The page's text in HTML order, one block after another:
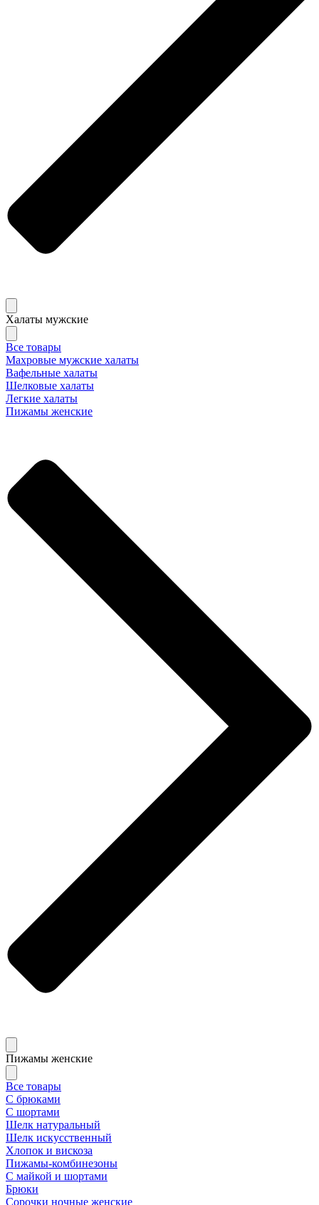
Халаты мужские
Все товары
Махровые мужские халаты
Вафельные халаты
Шелковые халаты
Легкие халаты
Пижамы женские
Пижамы женские
Все товары
С брюками
С шортами
Шелк натуральный
Шелк искусственный
Хлопок и вискоза
Пижамы-комбинезоны
С майкой и шортами
Брюки
Сорочки ночные женские